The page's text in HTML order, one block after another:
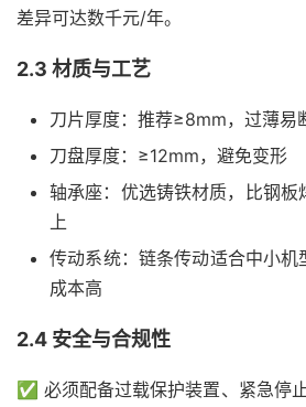
差异可达数千元/年。
2.3 材质与工艺
刀片厚度：推荐≥8mm，过薄易
刀盘厚度：≥12mm，避免变形
轴承座：优选铸铁材质，比钢板
上
传动系统：链条传动适合中小机
成本高
2.4 安全与合规性
✅ 必须配备过载保护装置、紧急停